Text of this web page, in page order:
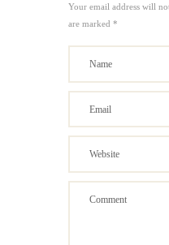
Your email address will
are marked *